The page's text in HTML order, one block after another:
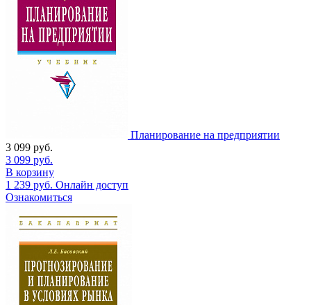
Планирование на предприятии
3 099 руб.
3 099 руб.
В корзину
1 239 руб. Онлайн доступ
Ознакомиться